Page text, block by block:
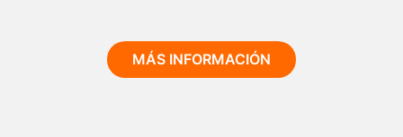
MÁS INFORMACIÓN